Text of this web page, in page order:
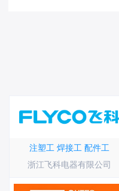
注塑工 焊接工 配件工
浙江飞科电器有限公司